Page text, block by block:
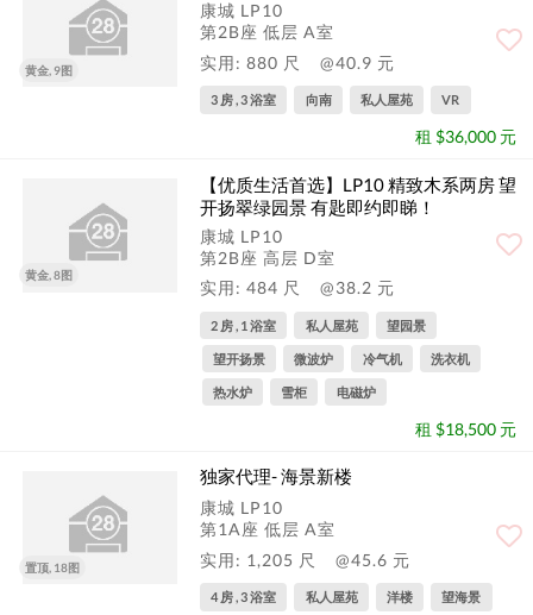
黄金, 9图
康城 LP10
第2B座 低层 A室
实用: 880 尺
@40.9 元
3 房 , 3 浴室 向南 私人屋苑 VR
租 $36,000 元
黄金, 8图
【优质生活首选】LP10 精致木系两房 望
开扬翠绿园景 有匙即约即睇！
康城 LP10
第2B座 高层 D室
实用: 484 尺
@38.2 元
2 房 , 1 浴室 私人屋苑 望园景
望开扬景 微波炉 冷气机 洗衣机
热水炉 雪柜 电磁炉
租 $18,500 元
置顶, 18图
独家代理- 海景新楼
康城 LP10
第1A座 低层 A室
实用: 1,205 尺
@45.6 元
4 房 , 3 浴室 私人屋苑 洋楼 望海景